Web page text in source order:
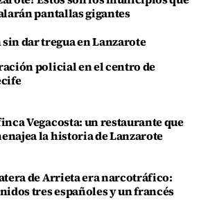
pantallas gigantes
dar tregua en Lanzarote
policial en el centro de
Vegacosta: un restaurante que
la historia de Lanzarote
de Arrieta era narcotráfico:
tres españoles y un francés